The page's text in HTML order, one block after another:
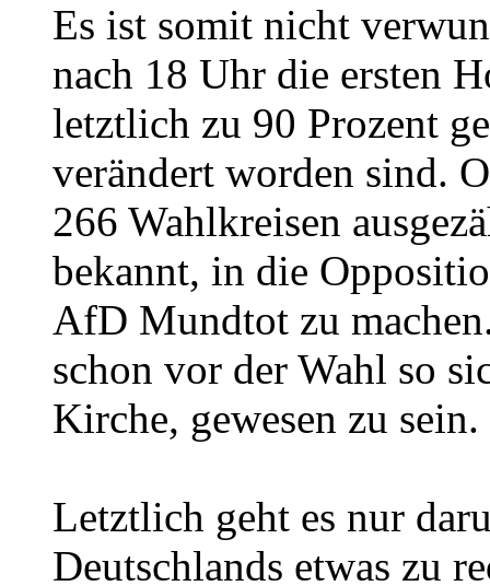
Es ist somit nicht
nach 18 Uhr die ersten
letztlich zu 90 Prozent
verändert worden sind.
266 Wahlkreisen
bekannt, in die
AfD Mundtot zu
schon vor der Wahl so
Kirche, gewesen zu sein.
Letztlich geht es nur
Deutschlands etwas zu